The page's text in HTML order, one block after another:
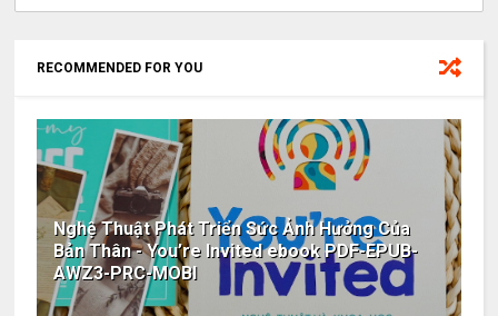
RECOMMENDED FOR YOU
Nghệ Thuật Phát Triển Sức Ảnh Hưởng Của
Bản Thân - You’re Invited ebook PDF-EPUB-
AWZ3-PRC-MOBI